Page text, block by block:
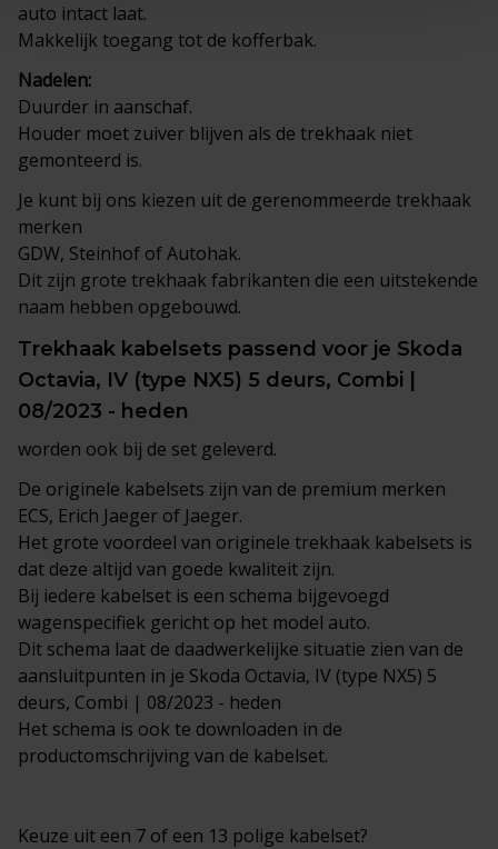
auto intact laat.
Makkelijk toegang tot de kofferbak.
Nadelen:
Duurder in aanschaf.
Houder moet zuiver blijven als de trekhaak niet
gemonteerd is.
Je kunt bij ons kiezen uit de gerenommeerde trekhaak
merken
GDW, Steinhof of Autohak.
Dit zijn grote trekhaak fabrikanten die een uitstekende
naam hebben opgebouwd.
Trekhaak kabelsets passend voor je Skoda
Octavia, IV (type NX5) 5 deurs, Combi |
08/2023 - heden
worden ook bij de set geleverd.
De originele kabelsets zijn van de premium merken
ECS, Erich Jaeger of Jaeger.
Het grote voordeel van originele trekhaak kabelsets is
dat deze altijd van goede kwaliteit zijn.
Bij iedere kabelset is een schema bijgevoegd
wagenspecifiek gericht op het model auto.
Dit schema laat de daadwerkelijke situatie zien van de
aansluitpunten in je Skoda Octavia, IV (type NX5) 5
deurs, Combi | 08/2023 - heden
Het schema is ook te downloaden in de
productomschrijving van de kabelset.
Keuze uit een 7 of een 13 polige kabelset?